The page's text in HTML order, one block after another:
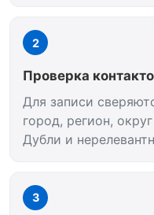
2
Проверка
Для записи
город, регион,
Дубли и
3